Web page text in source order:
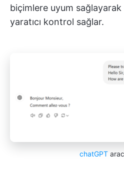
biçimlere uyum sağlayarak
yaratıcı kontrol sağlar.
chatGPT